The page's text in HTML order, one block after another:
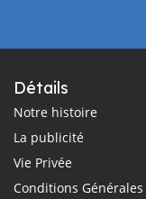
Détails
Notre histoire
La publicité
Vie Privée
Conditions Générales